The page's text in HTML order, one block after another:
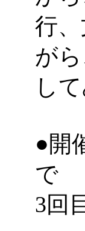
行
が
し
●開
で
3回